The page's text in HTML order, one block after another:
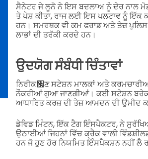
ਸੈਨੇਟਰ ਜੇ ਲੂਨੋ ਨੇ ਇਸ ਬਦਲਾਅ ਨੂੰ ਦੇਰ ਨਾਲ
ਤੇ ਪੇਸ਼ ਕੀਤਾ, ਰਾਜ ਲਈ ਇਸ ਪਲਟਾਵ ਨੂੰ ਇੱਕ
ਹਨ। ਸਮਰਥਕ ਵੀ ਕਮ ਫਰਾਡ ਅਤੇ ਤੇਜ਼
ਲਾਭਾਂ ਦੀ ਤਰੱਕੀ ਕਰਦੇ ਹਨ।
ਉਦਯੋਗ ਸੰਬੰਧੀ ਚਿੰਤਾਵਾਂ
ਨਿਰੀਕ਷ਣ ਸਟੇਸ਼ਨ ਮਾਲਕਾਂ ਅਤੇ
ਨੌਕਰੀਆਂ ਗੁਆ ਜਾਣਗੀਆਂ। ਕਈ ਸਟੇਸ਼ਨ
ਆਧਾਰਿਤ ਕਰਜ਼ ਦੀ ਤੇਜ਼ ਆਮਦਨ ਦੀ ਉਮੀਦ
ਡੇਵਿਡ ਮਿੰਟਨ, ਇੱਕ ਟੈਗ ਇੰਸਪੈਕਟਰ, ਨੇ
ਉਠਾਈਆਂ ਜਿਹਨਾਂ ਵਿੱਚ ਕ੍ਰੈਕ ਵਾਲੀ
ਹਨ ਜੋ ਹੁਣ ਹੋਰ ਨਿਯਮਿਤ ਇੰਸਪੈਕਸ਼ਨ ਨਹੀਂ ਲੈ